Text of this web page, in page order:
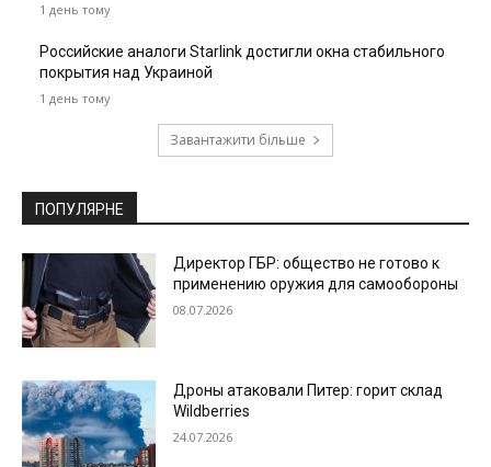
1 день тому
Российские аналоги Starlink достигли окна стабильного
покрытия над Украиной
1 день тому
Завантажити більше
ПОПУЛЯРНЕ
Директор ГБР: общество не готово к
применению оружия для самообороны
08.07.2026
Дроны атаковали Питер: горит склад
Wildberries
24.07.2026